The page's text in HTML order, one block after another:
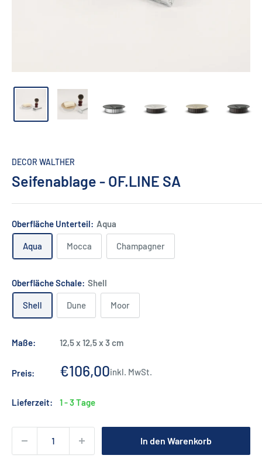
DECOR WALTHER
Seifenablage - OF.LINE SA
Oberfläche Unterteil: Aqua
Aqua Mocca Champagner
Oberfläche Schale: Shell
Shell Dune Moor
Maße: 12,5 x 12,5 x 3 cm
Preis: Sonderpreis
€106,00inkl. MwSt.
Lieferzeit: 1 - 3 Tage
In den Warenkorb